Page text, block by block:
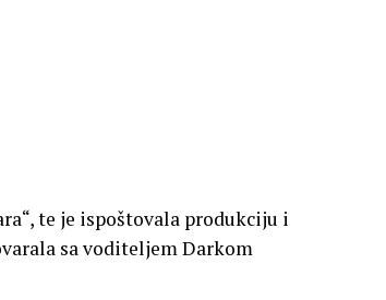
te je ispoštovala produkciju i
sa voditeljem Darkom